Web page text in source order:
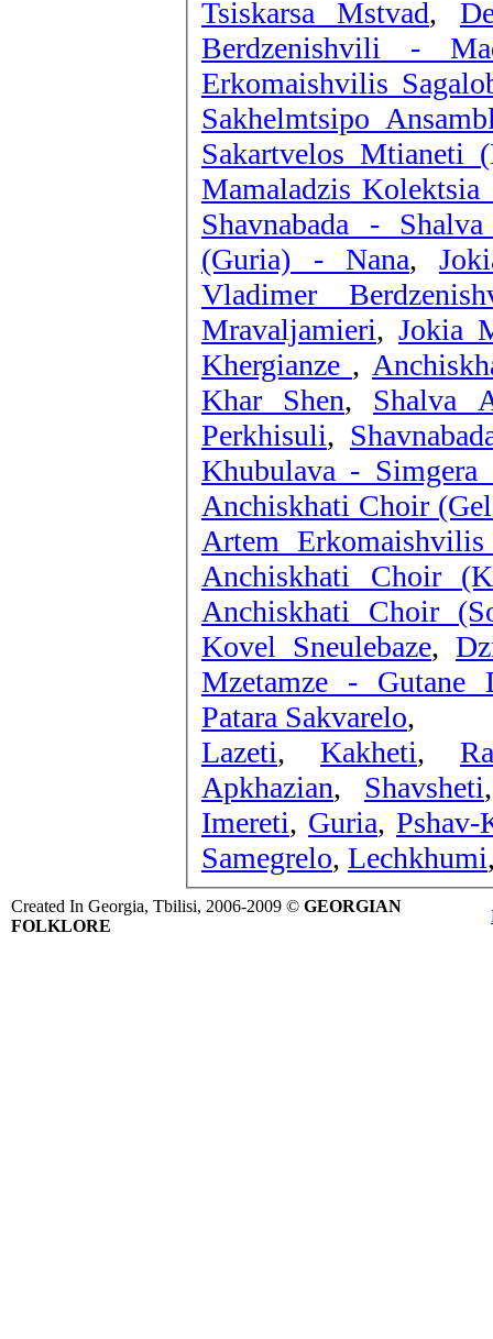
Tsiskarsa Mstvad,
Berdzenishvili -
Erkomaishvilis
Sakhelmtsipo
Sakartvelos Mtianeti
Mamaladzis
Shavnabada -
(Guria) - Nana,
Vladimer
Mravaljamieri, Jokia
Khergianze ,
Khar Shen, Shalva
Perkhisuli,
Khubulava - Simgera
Anchiskhati Choir
Artem
Anchiskhati Choir
Anchiskhati Choir
Kovel Sneulebaze,
Mzetamze - Gutane
Patara Sakvarelo,
Lazeti, Kakheti,
Apkhazian, Shavsheti
Imereti, Guria, Pshav-
Samegrelo, Lechkhumi
Created In Georgia, Tbilisi, 2006-2009 © GEORGIAN
FOLKLORE